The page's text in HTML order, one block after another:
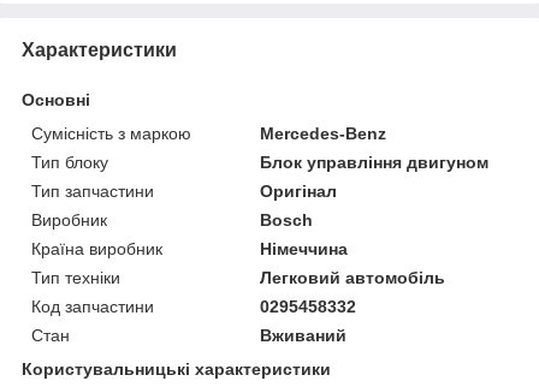
Характеристики
Основні
Сумісність з маркою
Mercedes-Benz
Тип блоку
Блок управління двигуном
Тип запчастини
Оригінал
Виробник
Bosch
Країна виробник
Німеччина
Тип техніки
Легковий автомобіль
Код запчастини
0295458332
Стан
Вживаний
Користувальницькі характеристики